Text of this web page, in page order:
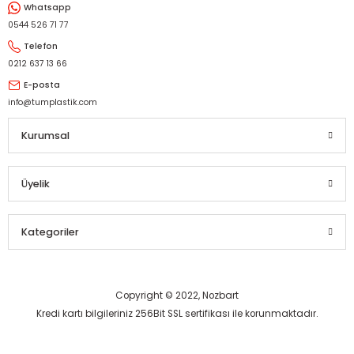
Whatsapp
0544 526 71 77
Telefon
0212 637 13 66
E-posta
info@tumplastik.com
Kurumsal
Üyelik
Kategoriler
Copyright © 2022, Nozbart
Kredi kartı bilgileriniz 256Bit SSL sertifikası ile korunmaktadır.